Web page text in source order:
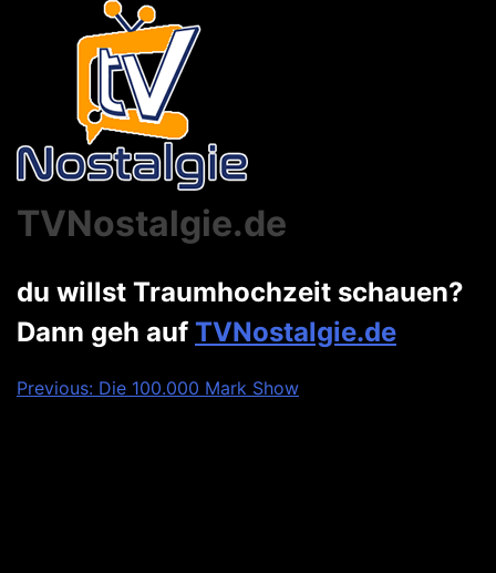
TVNostalgie.de
du willst Traumhochzeit schauen?
Dann geh auf TVNostalgie.de
Beitragsnavigation
Previous: Die 100.000 Mark Show